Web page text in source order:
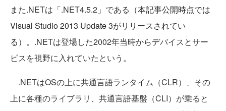
また.NETは「.NET4.5.2」である（本記事公開時点では
Visual Studio 2013 Update 3がリリースされてい
る）。.NETは登場した2002年当時からデバイスとサー
ビスを視野に入れていたという。
.NETはOSの上に共通言語ランタイム（CLR）、その
上に各種のライブラリ、共通言語基盤（CLI）が乗ると